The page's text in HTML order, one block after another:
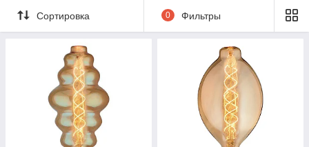
Сортировка 0 Фильтры